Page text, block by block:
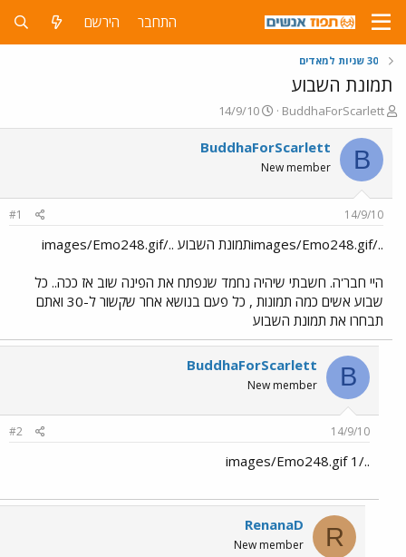
התחבר הירשם
30 שניות למאדים
תמונת השבוע
פ
ו
ת
ח
ה
ו
ש
BuddhaForScarlett
פ
ו
ר
ר
14/9/10
B
BuddhaForScarlett
New member
14/9/10
#1
../images/Emo248.gifתמונת השבוע ../images/Emo248.gif
היי חבר'ה. חשבתי שיהיה נחמד שנפתח את הפינה שוב אז ככה.. כל
שבוע אשים כמה תמונות , כל פעם בנושא אחר שקשור ל-30 ואתם
תבחרו את תמונת השבוע
B
BuddhaForScarlett
New member
14/9/10
#2
../images/Emo248.gif 1
R
RenanaD
New member